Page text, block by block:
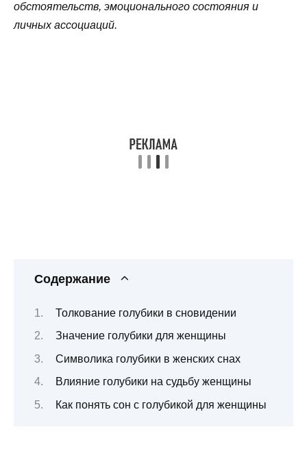
обстоятельств, эмоционального состояния и
личных ассоциаций.
Содержание
Толкование голубики в сновидении
Значение голубики для женщины
Символика голубики в женских снах
Влияние голубики на судьбу женщины
Как понять сон с голубикой для женщины